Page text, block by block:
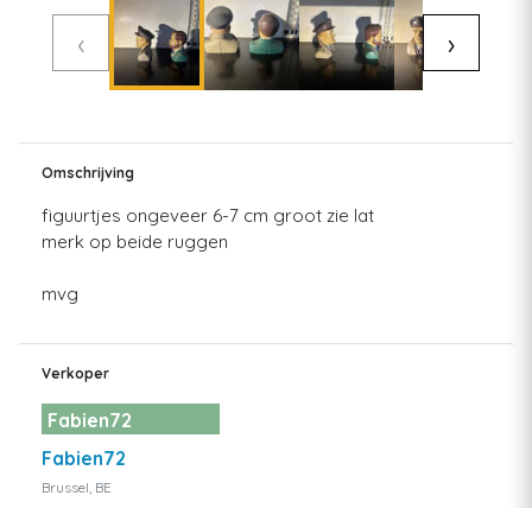
‹ ›
Omschrijving
figuurtjes ongeveer 6-7 cm groot zie lat
merk op beide ruggen
mvg
Verkoper
Fabien72
Fabien72
Brussel, BE